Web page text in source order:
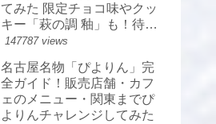
てみた 限定チョコ味やクッ
キー「萩の調 釉」も！待ち
時間・カロリーは？【菓匠
147787 views
名古屋名物「ぴよりん」完
全ガイド！販売店舗・カフ
ェのメニュー・関東までぴ
よりんチャレンジしてみた